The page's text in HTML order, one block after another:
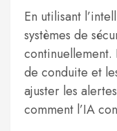
En utilisant
systèmes de
continuellement.
de conduite et
ajuster les
comment l’IA